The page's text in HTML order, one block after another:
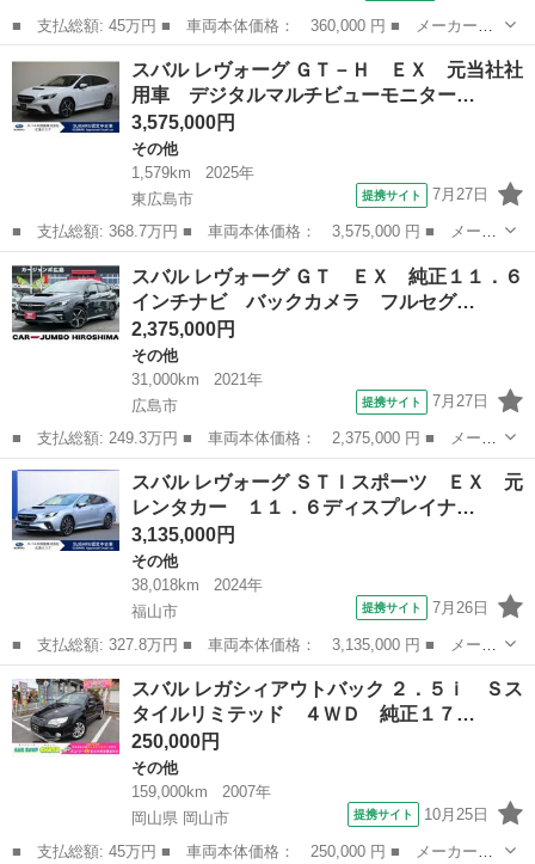
■ 支払総額: 45万円 ■ 車両本体価格： 360,000 円 ■ メーカー
名： スバル ■ 車種名： ディアスワゴン ■ グレード名： ベー
スグレード ３速ＡＴ マニュアルエアコン パワーステアリング
前席パワーウィン...
岡山 小田郡
スバル レヴォーグ ＧＴ－Ｈ ＥＸ 元当社社
用車 デジタルマルチビューモニター…
3,575,000円
その他
1,579km
2025年
東広島市
提携サイト 7月27日
■ 支払総額: 368.7万円 ■ 車両本体価格： 3,575,000 円 ■ メーカ
ー名： スバル ■ 車種名： レヴォーグ ■ グレード名： ＧＴ－
Ｈ ＥＸ 元当社社用車 デジタルマルチビューモニター １１．６
インチデ...
広島 東広島市
スバル レヴォーグ ＧＴ ＥＸ 純正１１．６
インチナビ バックカメラ フルセグ…
2,375,000円
その他
31,000km
2021年
広島市
提携サイト 7月27日
■ 支払総額: 249.3万円 ■ 車両本体価格： 2,375,000 円 ■ メーカ
ー名： スバル ■ 車種名： レヴォーグ ■ グレード名： ＧＴ
ＥＸ 純正１１．６インチナビ バックカメラ フルセグテレビ Ｅ
ＴＣ 純...
広島 広島市
スバル レヴォーグ ＳＴＩスポーツ ＥＸ 元
レンタカー １１．６ディスプレイナ…
3,135,000円
その他
38,018km
2024年
福山市
提携サイト 7月26日
■ 支払総額: 327.8万円 ■ 車両本体価格： 3,135,000 円 ■ メーカ
ー名： スバル ■ 車種名： レヴォーグ ■ グレード名： ＳＴＩ
スポーツ ＥＸ 元レンタカー １１．６ディスプレイナビ ３Ｄデ
ジタルマ...
広島 福山市
スバル レガシィアウトバック ２．５ｉ Ｓス
タイルリミテッド ４ＷＤ 純正１７…
250,000円
その他
159,000km
2007年
岡山県 岡山市
提携サイト 10月25日
■ 支払総額: 45万円 ■ 車両本体価格： 250,000 円 ■ メーカー